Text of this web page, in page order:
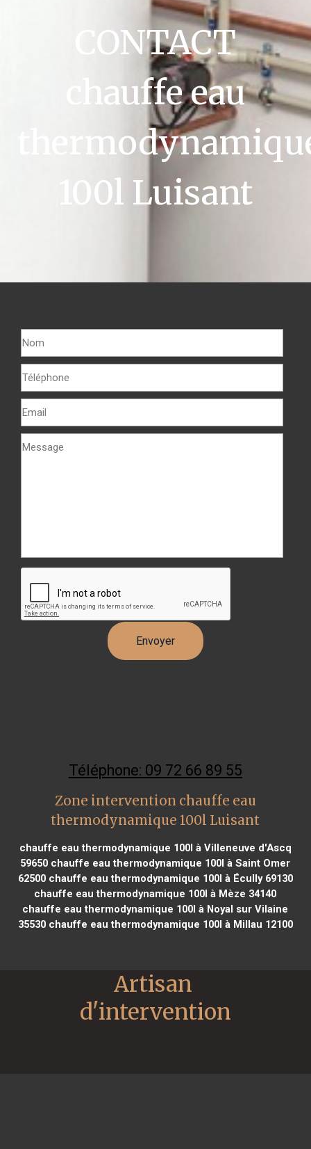
CONTACT
chauffe eau
100l Luisant
Téléphone: 09 72 66 89 55
Zone intervention chauffe eau
thermodynamique 100l Luisant
chauffe eau thermodynamique 100l à Villeneuve d'Ascq
59650 chauffe eau thermodynamique 100l à Saint Omer
62500chauffe eau thermodynamique 100l à Écully 69130
chauffe eau thermodynamique 100l à Mèze 34140
chauffe eau thermodynamique 100l à Noyal sur Vilaine
35530chauffe eau thermodynamique 100l à Millau 12100
Artisan
d'intervention